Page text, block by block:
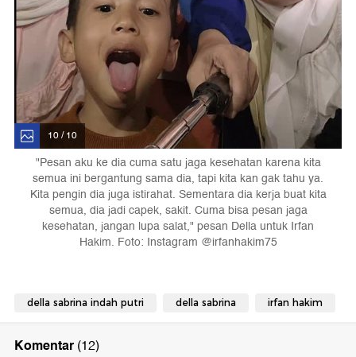
10 / 10
"Pesan aku ke dia cuma satu jaga kesehatan karena kita
semua ini bergantung sama dia, tapi kita kan gak tahu ya.
Kita pengin dia juga istirahat. Sementara dia kerja buat kita
semua, dia jadi capek, sakit. Cuma bisa pesan jaga
kesehatan, jangan lupa salat," pesan Della untuk Irfan
Hakim. Foto: Instagram @irfanhakim75
della sabrina indah putri della sabrina irfan hakim